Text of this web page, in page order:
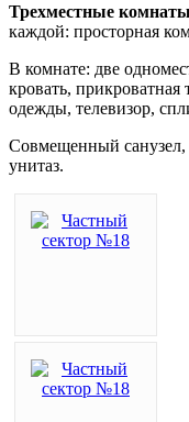
Трехместные
каждой: просторная
В комнате: две
кровать, прикроватная
одежды, телевизор,
Совмещенный санузел,
унитаз.